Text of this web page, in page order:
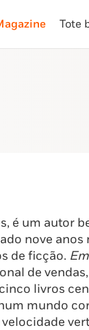
Tote
é um autor
nove
de ficção.
de
livros
mundo